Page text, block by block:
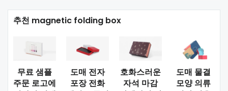
추천 magnetic folding box
무료 샘플
주문 로고에
도매 전자
포장 전화
호화스러운
자석 마감
도매 물결
모양 의류